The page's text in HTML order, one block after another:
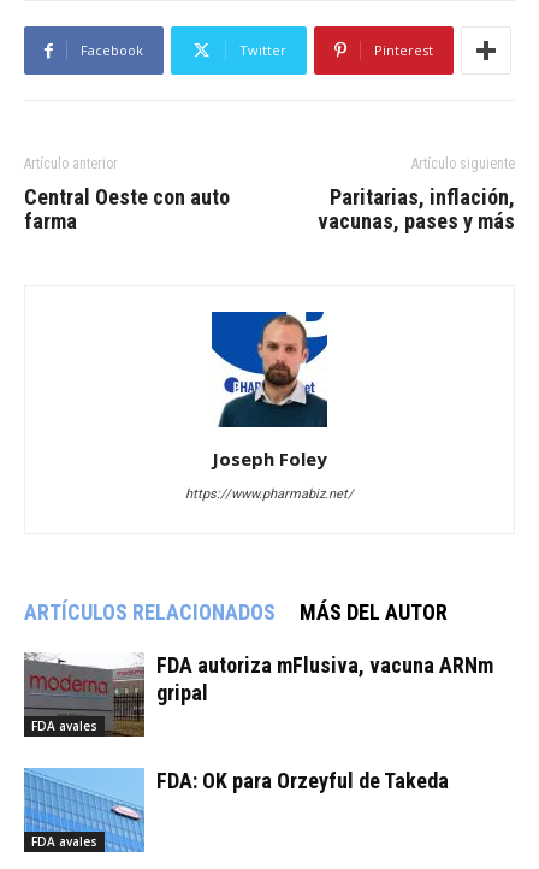
Facebook Twitter Pinterest
Artículo anterior
Central Oeste con auto
farma
Artículo siguiente
Paritarias, inflación,
vacunas, pases y más
Joseph Foley
https://www.pharmabiz.net/
ARTÍCULOS RELACIONADOS MÁS DEL AUTOR
FDA avales
FDA autoriza mFlusiva, vacuna ARNm
gripal
FDA avales
FDA: OK para Orzeyful de Takeda